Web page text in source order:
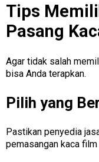
Tips
Pasang
Agar tidak salah
bisa Anda terapkan.
Pilih yang
Pastikan penyedia
pemasangan kaca